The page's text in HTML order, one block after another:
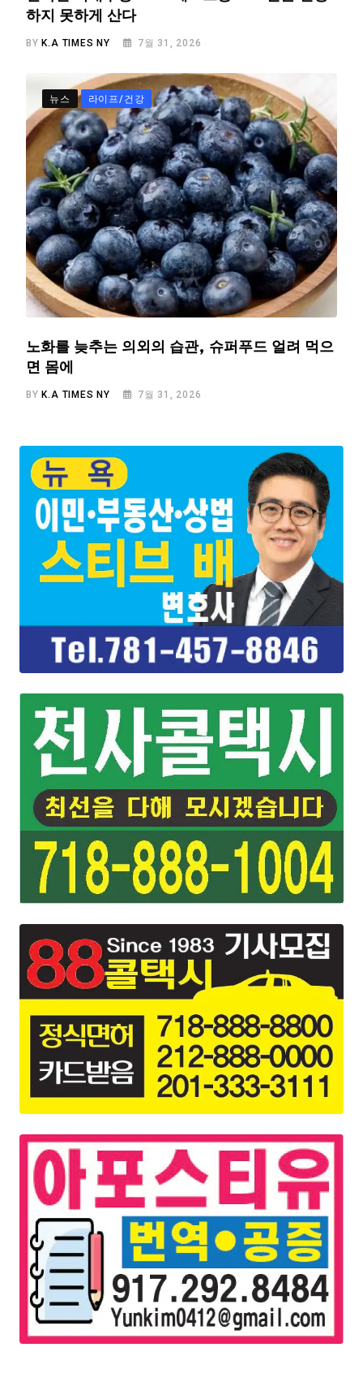
하지 못하게 산다
BY K.A TIMES NY 7월 31, 2026
뉴스 라이프/건강
노화를 늦추는 의외의 습관, 슈퍼푸드 얼려 먹으
면 몸에
BYK.A TIMES NY 7월 31, 2026